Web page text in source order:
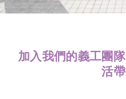
加入我們的義工團
活